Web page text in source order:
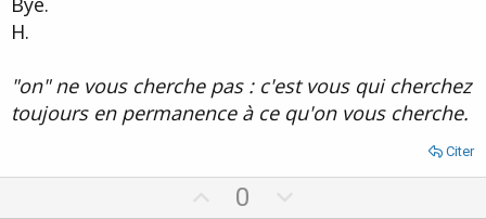
H.
"on" ne vous cherche pas : c'est vous qui cherchez
toujours en permanence à ce qu'on vous cherche.
Citer
0